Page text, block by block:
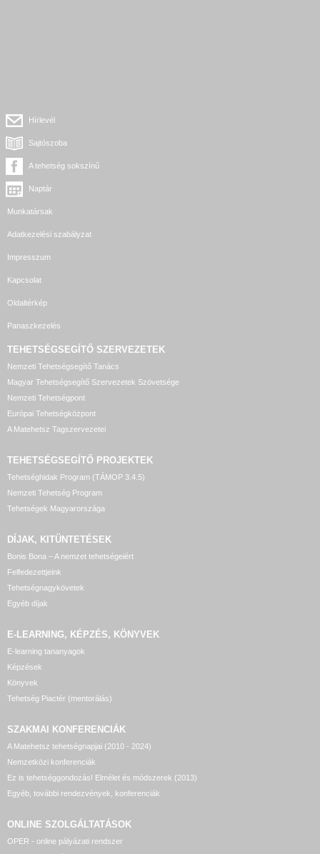
Hírlevél
Sajtószoba
A tehetség sokszínű
Naptár
Munkatársak
Adatkezelési szabályzat
Impresszum
Kapcsolat
Oldaltérkép
Panaszkezelés
TEHETSÉGSEGÍTŐ SZERVEZETEK
Nemzeti Tehetségsegítő Tanács
Magyar Tehetségsegítő Szervezetek Szövetsége
Nemzeti Tehetségpont
Európai Tehetségközpont
A Matehetsz Tagszervezetei
TEHETSÉGSEGÍTŐ PROJEKTEK
Tehetséghidak Program (TÁMOP 3.4.5)
Nemzeti Tehetség Program
Tehetségek Magyarországa
DÍJAK, KITÜNTETÉSEK
Bonis Bona – A nemzet tehetségeiért
Felfedezettjeink
Tehetségnagykövetek
Egyéb díjak
E-LEARNING, KÉPZÉS, KÖNYVEK
E-learning tananyagok
Képzések
Könyvek
Tehetség Piactér (mentorálás)
SZAKMAI KONFERENCIÁK
A Matehetsz tehetségnapjai (2010 - 2024)
Nemzetközi konferenciák
Ez is tehetséggondozás! Elmélet és módszerek (2013)
Egyéb, további rendezvények, konferenciák
ONLINE SZOLGÁLTATÁSOK
OPER - online pályázati rendszer